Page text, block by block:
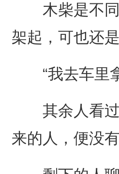
木柴是不同
架起，可也还
“我去车里拿
其余人看过
来的人，便没有